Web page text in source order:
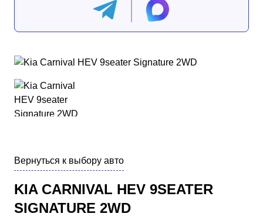
Вернуться к выбору авто
KIA CARNIVAL HEV 9SEATER
SIGNATURE 2WD